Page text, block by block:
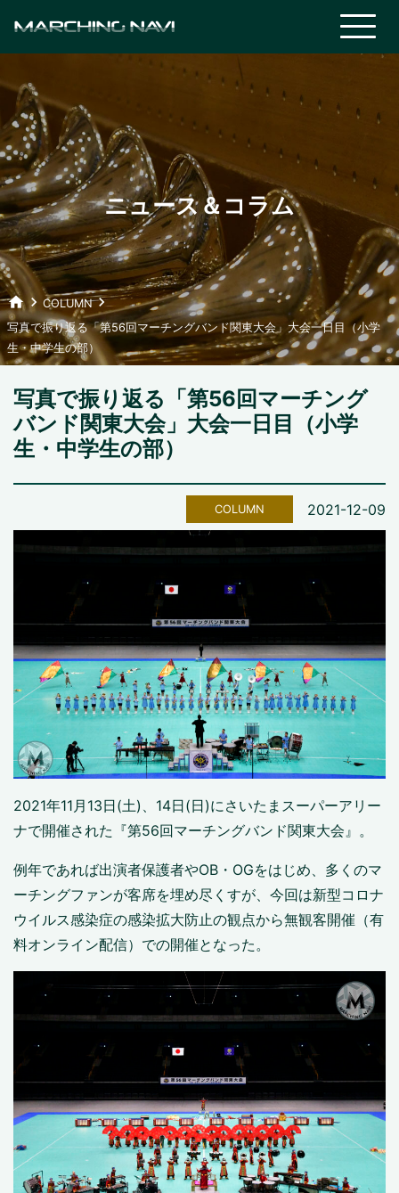
ニュース＆コラム
homekeyboard_arrow_right COLUMNkeyboard_arrow_right
写真で振り返る「第56回マーチングバンド関東大会」大会一日目（小学
生・中学生の部）
写真で振り返る「第56回マーチング
バンド関東大会」大会一日目（小学
生・中学生の部）
COLUMN 2021-12-09
2021年11月13日(土)、14日(日)にさいたまスーパーアリー
ナで開催された『第56回マーチングバンド関東大会』。
例年であれば出演者保護者やOB・OGをはじめ、多くのマ
ーチングファンが客席を埋め尽くすが、今回は新型コロナ
ウイルス感染症の感染拡大防止の観点から無観客開催（有
料オンライン配信）での開催となった。